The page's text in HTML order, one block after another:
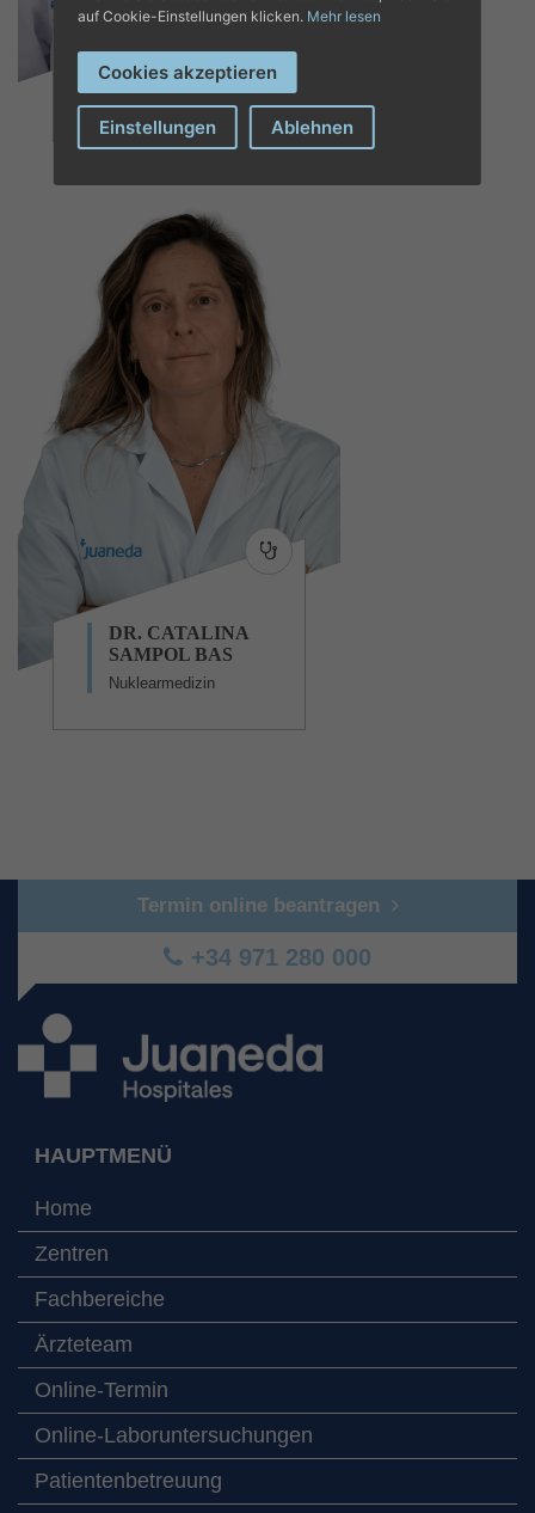
PEÑA VILORIA
Nuklearmedizin
DR. CATALINA
SAMPOL BAS
Nuklearmedizin
Termin online beantragen
+34 971 280 000
HAUPTMENÜ
Home
Zentren
Fachbereiche
Ärzteteam
Online-Termin
Online-Laboruntersuchungen
Patientenbetreuung
auf Cookie-Einstellungen klicken. Mehr lesen
Cookies akzeptieren
Einstellungen Ablehnen